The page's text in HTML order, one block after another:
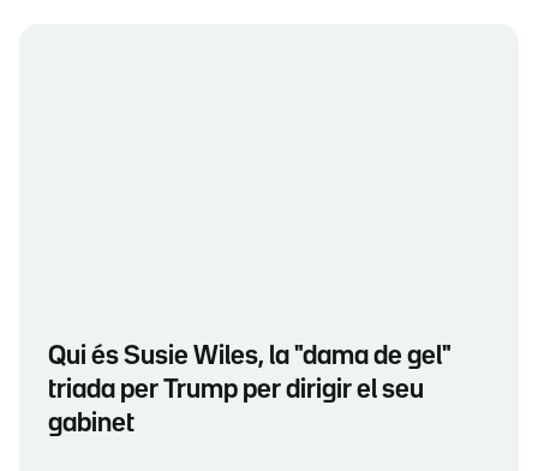
Qui és Susie Wiles, la "dama de gel"
triada per Trump per dirigir el seu
gabinet